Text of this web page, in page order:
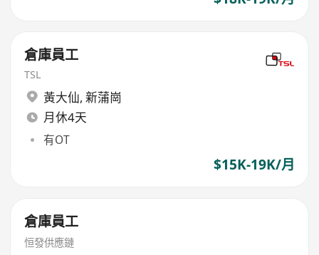
倉庫員工
TSL
黃大仙, 新蒲崗
月休4天
有OT
$15K-19K/月
倉庫員工
恒發供應鏈